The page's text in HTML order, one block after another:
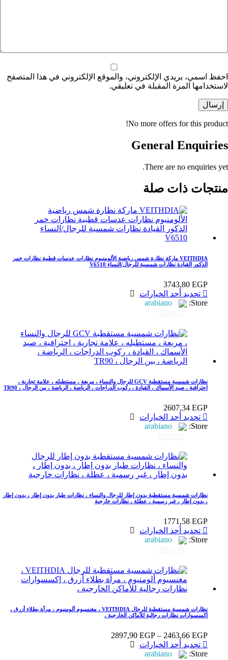
احفظ اسمي، بريدي الإلكتروني، والموقع الإلكتروني في هذا المتصفح
لاستخدامها المرة المقبلة في تعليقي.
إرسال
No more offers for this product!
General Enquiries
There are no enquiries yet.
منتجات ذات صلة
VEITHDIA ماركة نظارة شمس رياضية الألومنيوم نظارات عدسات قطبية نظارات خمر
الذكور القيادة نظارات شمسية للرجال/النساء V6510
3743,80 EGP
تحديد أحد الخيارات
المختلفة
لهذا
المنتج.
يمكن
اختيار
على
صفحة
Store:
arabiano
out
of
5
نظارات شمسية مستقطبة GCV للرجال والنساء ، مربعة ، مستطيله ، علامة تجارية ،
احترافية ، صيد الأسماك ، القيادة ، ركوب الدراجات ، الرياضة ، الرياضة ، بين الرجال ، TR90
2607,34 EGP
تحديد أحد الخيارات
المختلفة
لهذا
المنتج.
يمكن
الخيارات
Store:
arabiano
out
of
نظارات شمسية مستقطبة بدون إطار للرجال والنساء ، نظارات طيار بدون إطار ، بدون إطار
، بدون إطار ، غير رسمية ، عطلة ، نظارات خارجية
1771,58 EGP
تحديد أحد الخيارات
المختلفة
لهذا
المنتج.
يمكن
الخيارات
على
صفحة
المنتج
Store:
arabiano
out
of
نظارات شمسية مستقطبة للرجال VEITHDIA ، مغنسيوم ألومنيوم ، مرآة بطلاء أزرق ،
إكسسوارات نظارات رجالية للأماكن الخارجية ،
2463,66 EGP
–
2897,90 EGP
تحديد أحد الخيارات
Store:
arabiano